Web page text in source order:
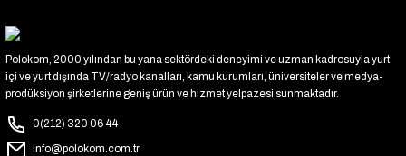
Polokom, 2000 yılından bu yana sektördeki deneyimi ve uzman kadrosuyla yurt
içi ve yurt dışında TV/radyo kanalları, kamu kurumları, üniversiteler ve medya-
prodüksiyon şirketlerine geniş ürün ve hizmet yelpazesi sunmaktadır.
0(212) 320 06 44
info@polokom.com.tr